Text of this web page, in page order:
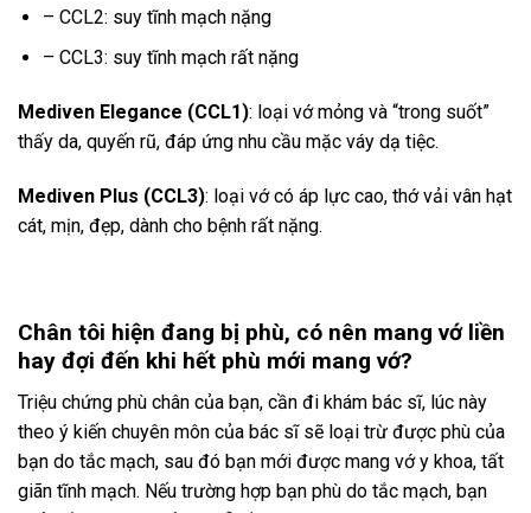
– CCL2: suy tĩnh mạch nặng
– CCL3: suy tĩnh mạch rất nặng
Mediven Elegance (CCL1): loại vớ mỏng và “trong suốt”
thấy da, quyến rũ, đáp ứng nhu cầu mặc váy dạ tiệc.
Mediven Plus (CCL3): loại vớ có áp lực cao, thớ vải vân hạt
cát, mịn, đẹp, dành cho bệnh rất nặng.
Chân tôi hiện đang bị phù, có nên mang vớ liền
hay đợi đến khi hết phù mới mang vớ?
Triệu chứng phù chân của bạn, cần đi khám bác sĩ, lúc này
theo ý kiến chuyên môn của bác sĩ sẽ loại trừ được phù của
bạn do tắc mạch, sau đó bạn mới được mang vớ y khoa, tất
giãn tĩnh mạch. Nếu trường hợp bạn phù do tắc mạch, bạn